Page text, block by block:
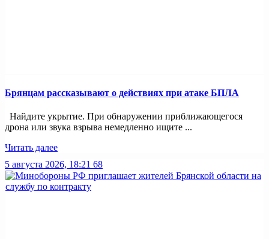
Брянцам рассказывают о действиях при атаке БПЛА
Найдите укрытие. При обнаружении приближающегося
дрона или звука взрыва немедленно ищите ...
Читать далее
5 августа 2026, 18:21 68